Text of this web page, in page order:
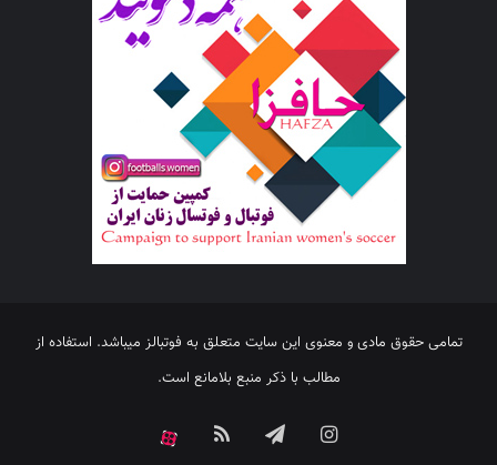
تمامی حقوق مادی و معنوی این سایت متعلق به فوتبالز میباشد. استفاده از
مطالب با ذکر منبع بلامانع است.
اینستاگرامتلگرام خوراک